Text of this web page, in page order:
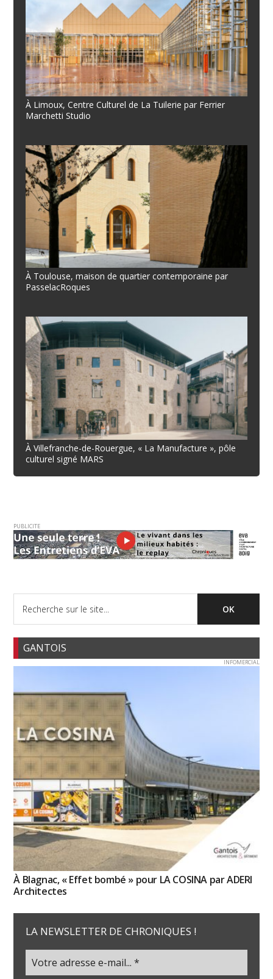
À Limoux, Centre Culturel de La Tuilerie par Ferrier
Marchetti Studio
À Toulouse, maison de quartier contemporaine par
PasselacRoques
À Villefranche-de-Rouergue, « La Manufacture », pôle
culturel signé MARS
PUBLICITE
GANTOIS
INFOMERCIAL
À Blagnac, « Effet bombé » pour LA COSINA par ADERI
Architectes
LA NEWSLETTER DE CHRONIQUES !